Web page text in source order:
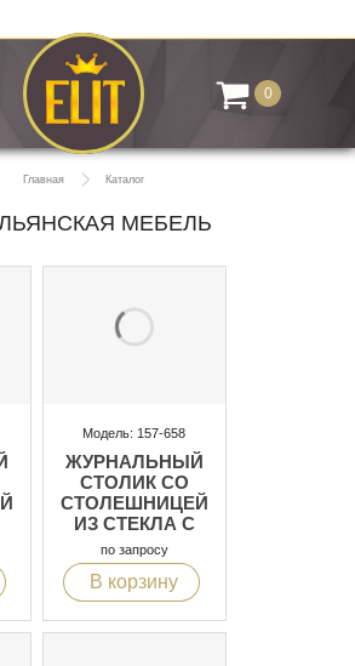
0
Главная Каталог
МЕБЕЛЬ
Модель: 157-658
ЖУРНАЛЬНЫЙ
СТОЛИК СО
СТОЛЕШНИЦЕЙ
ИЗ СТЕКЛА С
ЭФФЕКТОМ
МРАМОРА
по запросу
В корзину